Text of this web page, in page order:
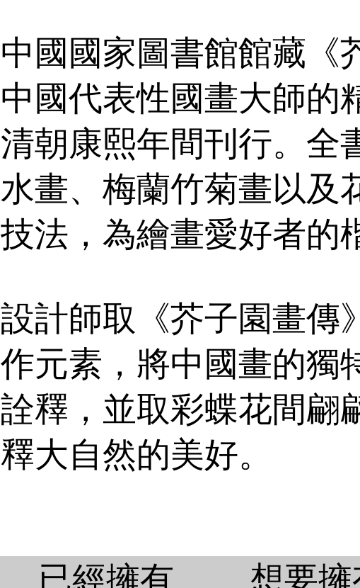
中國國家圖書館館藏《
中國代表性國畫大師的
清朝康熙年間刊行。全
水畫、梅蘭竹菊畫以及
技法，為繪畫愛好者的
設計師取《芥子園畫傳
作元素，將中國畫的獨
詮釋，並取彩蝶花間翩
釋大自然的美好。
已經擁有 想要擁